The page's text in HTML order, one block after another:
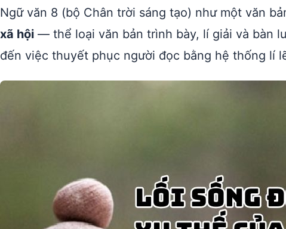
Ngữ văn 8 (bộ Chân trời sáng tạo) như một văn
xã hội — thể loại văn bản trình bày, lí giải và bàn
đến việc thuyết phục người đọc bằng hệ thống lí